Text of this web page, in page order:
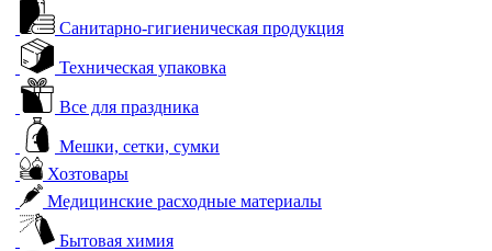
Санитарно-гигиеническая продукция
Техническая упаковка
Все для праздника
Мешки, сетки, сумки
Хозтовары
Медицинские расходные материалы
Бытовая химия